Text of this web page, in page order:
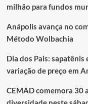
milhão para fundos
Anápolis avança no
Método Wolbachia
Dia dos Pais:
variação de preço em
CEMAD comemora 30